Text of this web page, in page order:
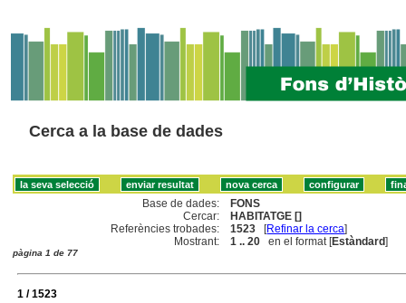
Cerca a la base de dades
Base de dades:
FONS
Cercar:
HABITATGE []
Referències trobades:
1523 [Refinar la cerca]
Mostrant:
1 .. 20 en el format [Estàndard]
pàgina 1 de 77
1 / 1523